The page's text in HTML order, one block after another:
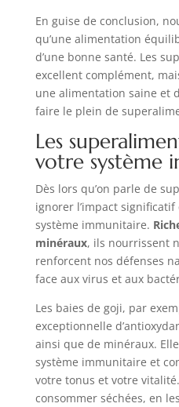
En guise de conclusion,
qu’une alimentation
d’une bonne santé. Les
excellent complément,
une alimentation saine et
faire le plein de
Les
votre système
Dès lors qu’on parle de
ignorer l’impact significatif
système immunitaire.
minéraux, ils nourrissent
renforcent nos défenses
face aux virus et aux
Les baies de goji, par
exceptionnelle
ainsi que de minéraux.
système immunitaire et
votre tonus et votre
consommer séchées, en